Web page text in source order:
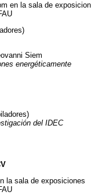
en la sala de
Siem
energéticamente
del IDEC
la sala de exposiciones